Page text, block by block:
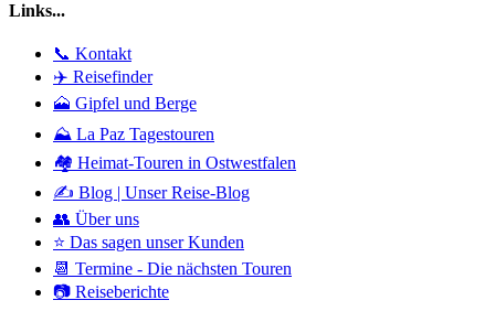
Links...
📞 Kontakt
✈️ Reisefinder
🗻 Gipfel und Berge
⛰️ La Paz Tagestouren
🏘️ Heimat-Touren in Ostwestfalen
✍️ Blog | Unser Reise-Blog
👥 Über uns
⭐ Das sagen unser Kunden
📆 Termine - Die nächsten Touren
📷 Reiseberichte